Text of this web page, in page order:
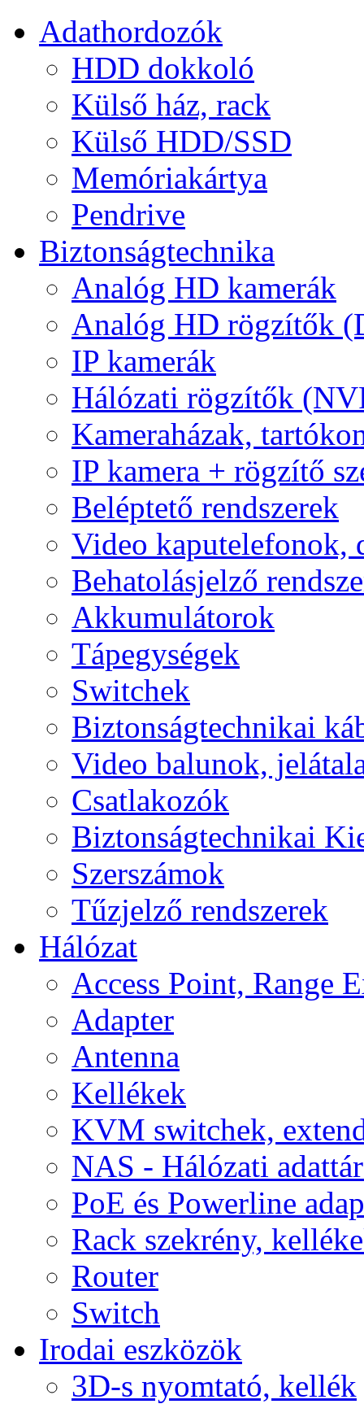
Adathordozók
HDD dokkoló
Külső ház, rack
Külső HDD/SSD
Memóriakártya
Pendrive
Biztonságtechnika
Analóg HD kamerák
Analóg HD rögzítők
IP kamerák
Hálózati rögzítők
Kameraházak,
IP kamera + rögzítő
Beléptető rendszerek
Video kaputelefonok,
Behatolásjelző
Akkumulátorok
Tápegységek
Switchek
Biztonságtechnikai
Video balunok,
Csatlakozók
Biztonságtechnikai
Szerszámok
Tűzjelző rendszerek
Hálózat
Access Point, Range
Adapter
Antenna
Kellékek
KVM switchek,
NAS - Hálózati
PoE és Powerline
Rack szekrény,
Router
Switch
Irodai eszközök
3D-s nyomtató, kellék